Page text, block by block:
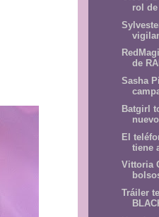
rol
de
Sasha
Batgirl
El
tiene
Vittoria
Tráiler